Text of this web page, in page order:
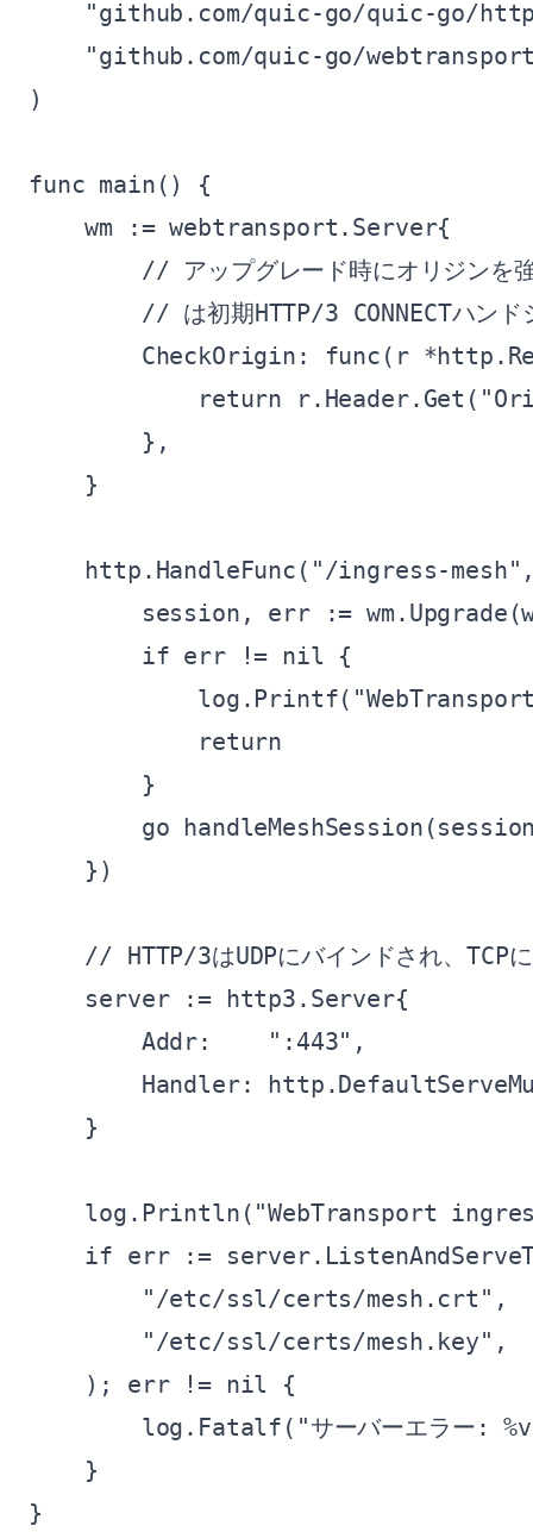
"github.com/quic-go/quic-go/
"github.com/quic-go/
)
func main() {
    wm := webtransport.Server{
// アップグレード時にオリジンを
// は初期HTTP/3 CONNECTハンド
CheckOrigin: func(r
return
        },
    }
http.HandleFunc("/ingress-
session, err :=
        if err != nil {
log.Printf("WebTransport
            return
        }
go
    })
// HTTP/3はUDPにバインドされ、TCPに
    server := http3.Server{
        Addr:    ":443",
Handler:
    }
log.Println("WebTransport
if err :=
        "/etc/ssl/certs/mesh.crt",
        "/etc/ssl/certs/mesh.key",
    ); err != nil {
log.Fatalf("サーバーエラー:
    }
}